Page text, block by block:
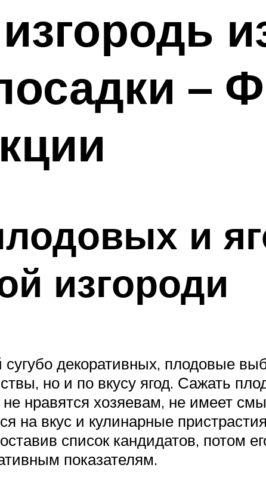
–
и
изгороди
декоративных, плодовые
но и по вкусу ягод. Сажать
нравятся хозяевам, не имеет
на вкус и кулинарные
список кандидатов, потом
показателям.